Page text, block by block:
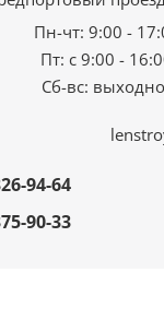
Пн-чт: 9:00 -
Пт: с 9:00 -
Сб-вс:
94-64
90-33